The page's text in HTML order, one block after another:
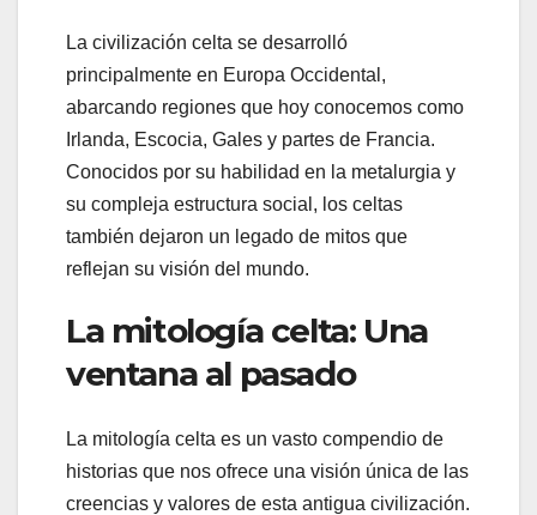
La civilización celta se desarrolló
principalmente en Europa Occidental,
abarcando regiones que hoy conocemos como
Irlanda, Escocia, Gales y partes de Francia.
Conocidos por su habilidad en la metalurgia y
su compleja estructura social, los celtas
también dejaron un legado de mitos que
reflejan su visión del mundo.
La mitología celta: Una
ventana al pasado
La mitología celta es un vasto compendio de
historias que nos ofrece una visión única de las
creencias y valores de esta antigua civilización.